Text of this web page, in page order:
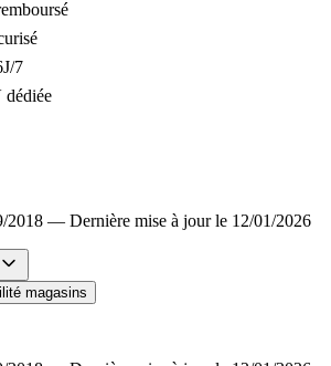
7
dédiée
2018 — Dernière mise à jour le 12/01/2026
magasins